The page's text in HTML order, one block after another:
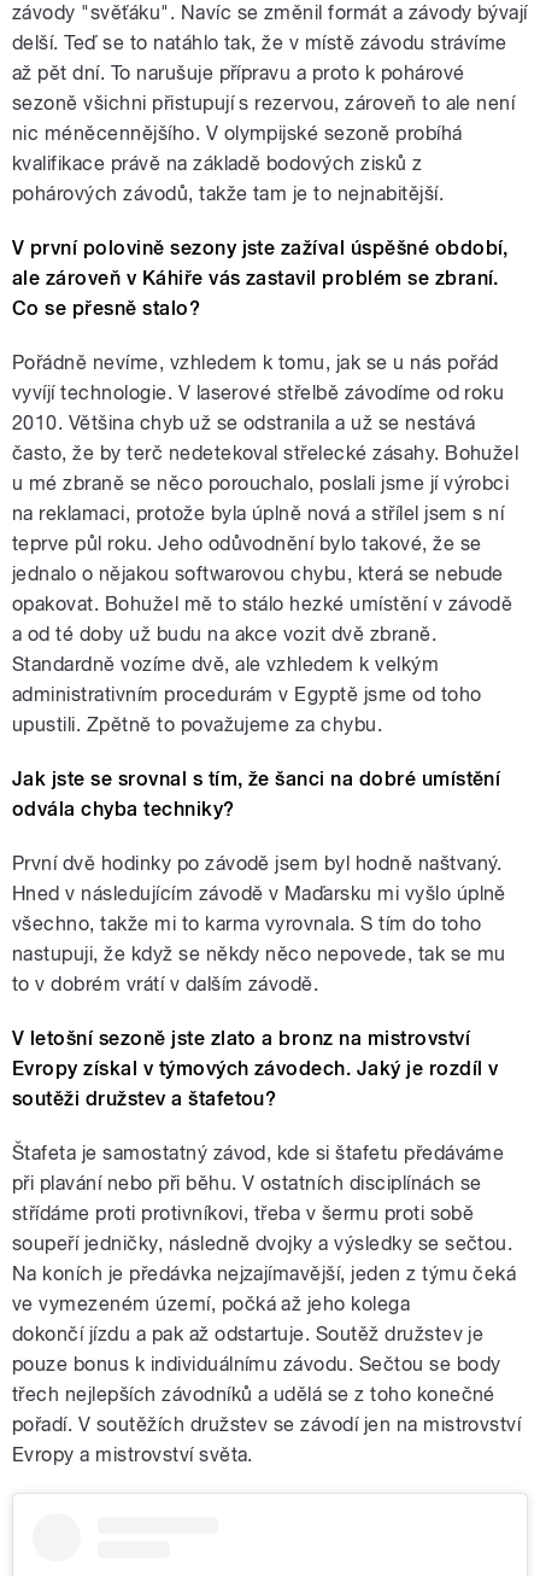
závody "svěťáku". Navíc se změnil formát a závody bývají
delší. Teď se to natáhlo tak, že v místě závodu strávíme
až pět dní. To narušuje přípravu a proto k pohárové
sezoně všichni přistupují s rezervou, zároveň to ale není
nic méněcennějšího. V olympijské sezoně probíhá
kvalifikace právě na základě bodových zisků z
pohárových závodů, takže tam je to nejnabitější.
V první polovině sezony jste zažíval úspěšné období,
ale zároveň v Káhiře vás zastavil problém se zbraní.
Co se přesně stalo?
Pořádně nevíme, vzhledem k tomu, jak se u nás pořád
vyvíjí technologie. V laserové střelbě závodíme od roku
2010. Většina chyb už se odstranila a už se nestává
často, že by terč nedetekoval střelecké zásahy. Bohužel
u mé zbraně se něco porouchalo, poslali jsme jí výrobci
na reklamaci, protože byla úplně nová a střílel jsem s ní
teprve půl roku. Jeho odůvodnění bylo takové, že se
jednalo o nějakou softwarovou chybu, která se nebude
opakovat. Bohužel mě to stálo hezké umístění v závodě
a od té doby už budu na akce vozit dvě zbraně.
Standardně vozíme dvě, ale vzhledem k velkým
administrativním procedurám v Egyptě jsme od toho
upustili. Zpětně to považujeme za chybu.
Jak jste se srovnal s tím, že šanci na dobré umístění
odvála chyba techniky?
První dvě hodinky po závodě jsem byl hodně naštvaný.
Hned v následujícím závodě v Maďarsku mi vyšlo úplně
všechno, takže mi to karma vyrovnala. S tím do toho
nastupuji, že když se někdy něco nepovede, tak se mu
to v dobrém vrátí v dalším závodě.
V letošní sezoně jste zlato a bronz na mistrovství
Evropy získal v týmových závodech. Jaký je rozdíl v
soutěži družstev a štafetou?
Štafeta je samostatný závod, kde si štafetu předáváme
při plavání nebo při běhu. V ostatních disciplínách se
střídáme proti protivníkovi, třeba v šermu proti sobě
soupeří jedničky, následně dvojky a výsledky se sečtou.
Na koních je předávka nejzajímavější, jeden z týmu čeká
ve vymezeném území, počká až jeho kolega
dokončí jízdu a pak až odstartuje. Soutěž družstev je
pouze bonus k individuálnímu závodu. Sečtou se body
třech nejlepších závodníků a udělá se z toho konečné
pořadí. V soutěžích družstev se závodí jen na mistrovství
Evropy a mistrovství světa.